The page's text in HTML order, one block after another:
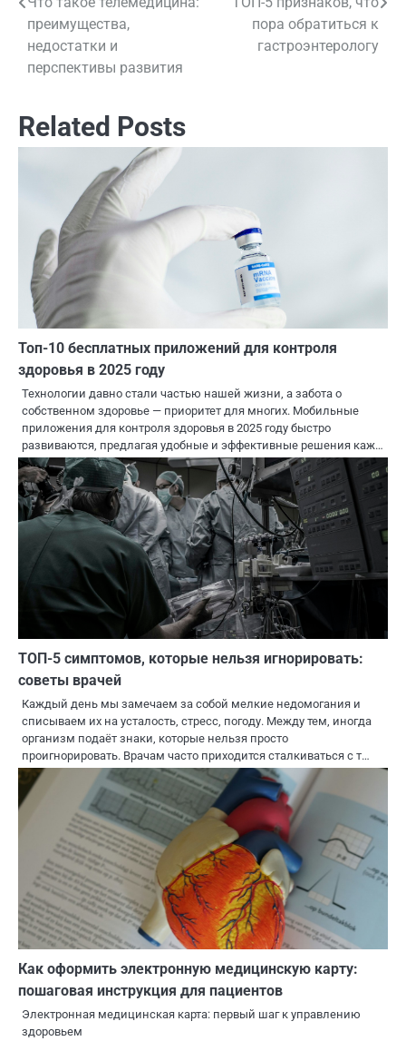
Навигация
по
записям
преимущества,
недостатки и
перспективы развития
пора обратиться к
гастроэнтерологу
Related Posts
Топ-10 бесплатных приложений для контроля
здоровья в 2025 году
Технологии давно стали частью нашей жизни, а забота о
собственном здоровье — приоритет для многих. Мобильные
приложения для контроля здоровья в 2025 году быстро
развиваются, предлагая удобные и эффективные решения каж…
ТОП-5 симптомов, которые нельзя игнорировать:
советы врачей
Каждый день мы замечаем за собой мелкие недомогания и
списываем их на усталость, стресс, погоду. Между тем, иногда
организм подаёт знаки, которые нельзя просто
проигнорировать. Врачам часто приходится сталкиваться с т…
Как оформить электронную медицинскую карту:
пошаговая инструкция для пациентов
Электронная медицинская карта: первый шаг к управлению
здоровьем